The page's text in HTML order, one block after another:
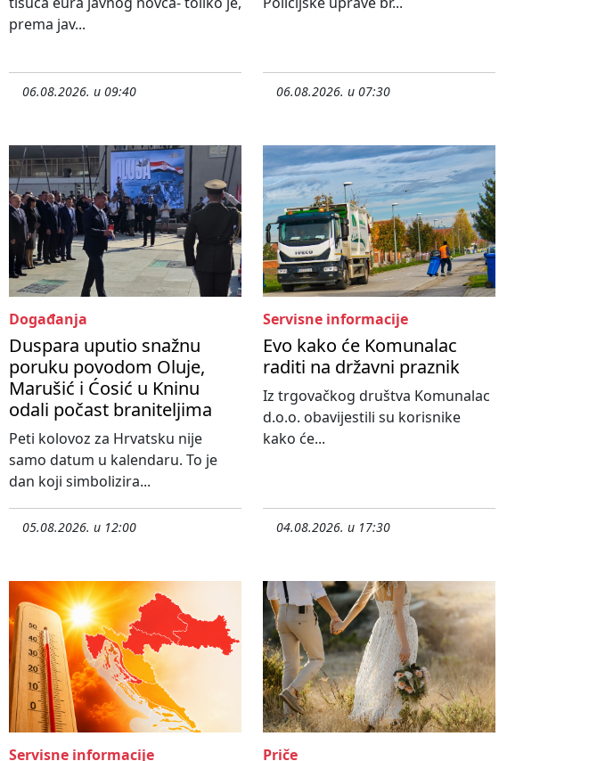
prema jav...
06.08.2026. u 09:40 06.08.2026. u 07:30
Događanja
Duspara uputio snažnu
poruku povodom Oluje,
Marušić i Ćosić u Kninu
odali počast braniteljima
Peti kolovoz za Hrvatsku nije
samo datum u kalendaru. To je
dan koji simbolizira...
05.08.2026. u 12:00
Servisne informacije
Evo kako će Komunalac
raditi na državni praznik
Iz trgovačkog društva Komunalac
d.o.o. obavijestili su korisnike
kako će...
04.08.2026. u 17:30
Servisne informacije Priče